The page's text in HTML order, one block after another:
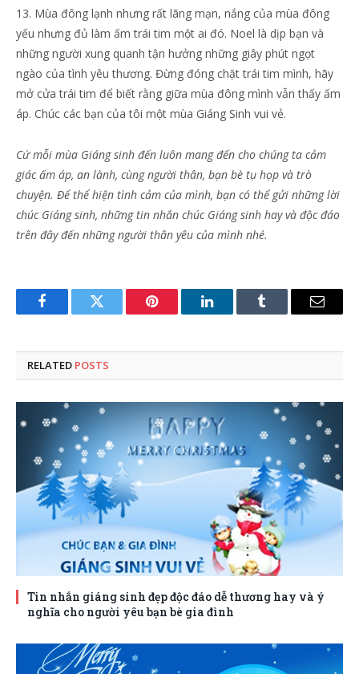
13. Mùa đông lạnh nhưng rất lãng mạn, nắng của mùa đông
yếu nhưng đủ làm ấm trái tim một ai đó. Noel là dịp bạn và
những người xung quanh tận hưởng những giây phút ngọt
ngào của tình yêu thương. Đừng đóng chặt trái tim mình, hãy
mở cửa trái tim để biết rằng giữa mùa đông mình vẫn thấy ấm
áp. Chúc các bạn của tôi một mùa Giáng Sinh vui vẻ.
Cứ mỗi mùa Giáng sinh đến luôn mang đến cho chúng ta cảm
giác ấm áp, an lành, cùng người thân, bạn bè tụ họp và trò
chuyện. Để thể hiện tình cảm của mình, bạn có thể gửi những lời
chúc Giáng sinh, những tin nhắn chúc Giáng sinh hay và độc đáo
trên đây đến những người thân yêu của mình nhé.
FacebookTwitter Pinterest LinkedInTumblr Email
RELATED POSTS
Tin nhắn giáng sinh đẹp độc đáo dễ thương hay và ý
nghĩa cho người yêu bạn bè gia đình